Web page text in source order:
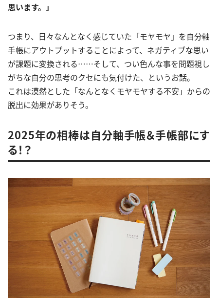
思います。」
つまり、日々なんとなく感じていた「モヤモヤ」を自分軸
手帳にアウトプットすることによって、ネガティブな思い
が課題に変換される……そして、つい色んな事を問題視し
がちな自分の思考のクセにも気付けた、というお話。
これは漠然とした「なんとなくモヤモヤする不安」からの
脱出に効果がありそう。
2025年の相棒は自分軸手帳＆手帳部にす
る！？